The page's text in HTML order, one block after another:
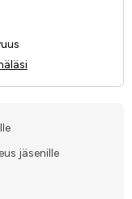
jäsenille